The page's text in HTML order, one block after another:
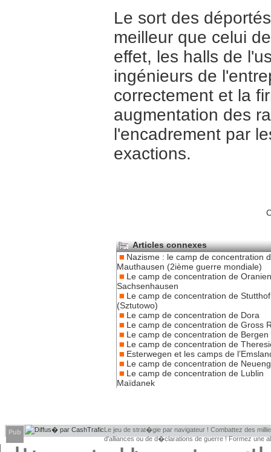
Le sort des
meilleur que celui
effet, les halls de
ingénieurs de
correctement et la
augmentation des
l'encadrement par
exactions.
Articles connexes
Nazisme : le camp de concentration
Mauthausen (2ième guerre mondiale)
Le camp de concentration de
Sachsenhausen
Le camp de concentration de Stutthof
(Sztutowo)
Le camp de concentration de Dora
Le camp de concentration de Gross
Le camp de concentration de Bergen
Le camp de concentration de
Esterwegen et les camps de
Le camp de concentration de
Le camp de concentration de Lublin
Maïdanek
Pub
Le jeu de strat�gie par navigateur ! Combattez des
d'alliances ou de d�clarations de guerre ! Formez une
d�couvrir leurs faiblesses !